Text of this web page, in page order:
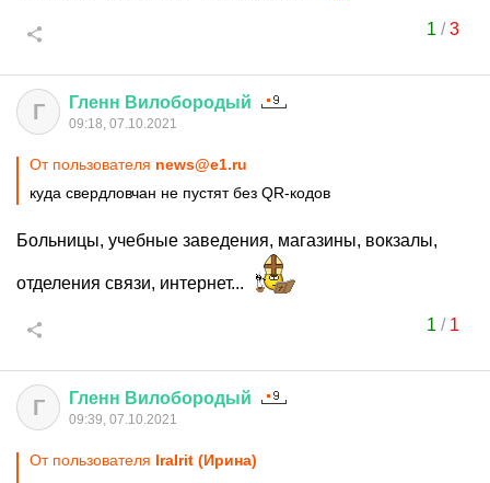
1 /3
Г Гленн Вилобородый
09:18, 07.10.2021
От пользователя news@e1.ru
куда свердловчан не пустят без QR-кодов
Больницы, учебные заведения, магазины, вокзалы,
отделения связи, интернет...
1 / 1
Г Гленн Вилобородый
09:39, 07.10.2021
От пользователя IraIrit (Ирина)